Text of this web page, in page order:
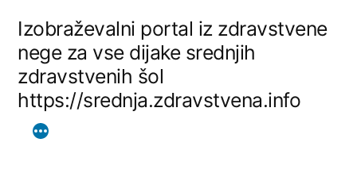
content
Izobraževalni portal iz zdravstvene
nege za vse dijake srednjih
zdravstvenih šol
https://srednja.zdravstvena.info